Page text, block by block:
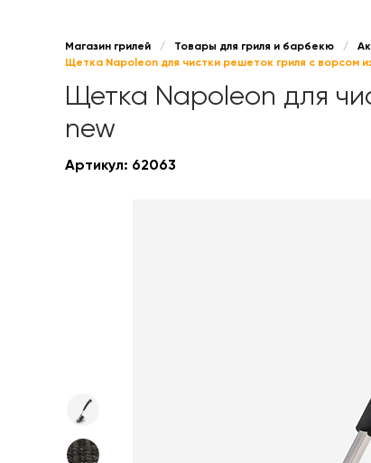
Магазин грилей / Товары для гриля и барбекю /
Щетка Napoleon для чистки решеток гриля с ворсом
Щетка Napoleon для
new
Артикул: 62063